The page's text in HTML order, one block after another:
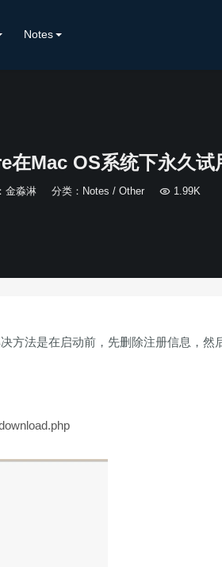
Notes
在Mac OS系统下永久试
金淼淋 分类： Notes / Other  1.99K
方法是在启动前，先删除注册信息，然